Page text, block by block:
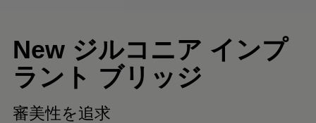
New ジルコニア インプ
ラント ブリッジ
審美性を追求